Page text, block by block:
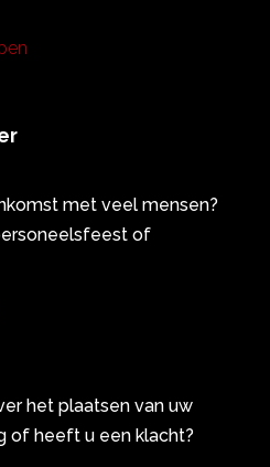
met veel mensen?
of
het plaatsen van uw
of heeft u een klacht?